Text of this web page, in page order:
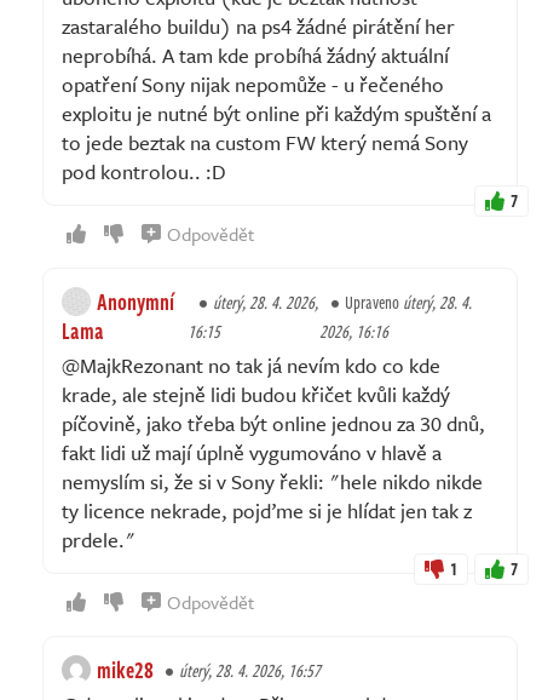
zastaralého buildu) na ps4 žádné pirátění her
neprobíhá. A tam kde probíhá žádný aktuální
opatření Sony nijak nepomůže - u řečeného
exploitu je nutné být online při každým spuštění a
to jede beztak na custom FW který nemá Sony
pod kontrolou.. :D
7
Odpovědět
Anonymní
Lama
úterý, 28. 4. 2026,
16:15
Upravenoúterý, 28. 4.
2026, 16:16
@MajkRezonant no tak já nevím kdo co kde
krade, ale stejně lidi budou křičet kvůli každý
píčovině, jako třeba být online jednou za 30 dnů,
fakt lidi už mají úplně vygumováno v hlavě a
nemyslím si, že si v Sony řekli: "hele nikdo nikde
ty licence nekrade, pojďme si je hlídat jen tak z
prdele."
1 7
Odpovědět
mike28 úterý, 28. 4. 2026, 16:57